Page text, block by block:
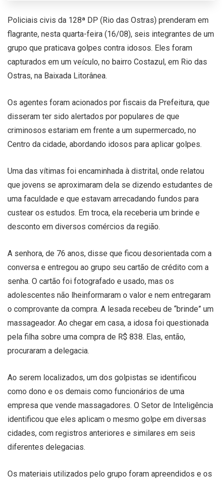
Policiais civis da 128ª DP (Rio das Ostras) prenderam em
flagrante, nesta quarta-feira (16/08), seis integrantes de um
grupo que praticava golpes contra idosos. Eles foram
capturados em um veículo, no bairro Costazul, em Rio das
Ostras, na Baixada Litorânea.
Os agentes foram acionados por fiscais da Prefeitura, que
disseram ter sido alertados por populares de que
criminosos estariam em frente a um supermercado, no
Centro da cidade, abordando idosos para aplicar golpes.
Uma das vítimas foi encaminhada à distrital, onde relatou
que jovens se aproximaram dela se dizendo estudantes de
uma faculdade e que estavam arrecadando fundos para
custear os estudos. Em troca, ela receberia um brinde e
desconto em diversos comércios da região.
A senhora, de 76 anos, disse que ficou desorientada com a
conversa e entregou ao grupo seu cartão de crédito com a
senha. O cartão foi fotografado e usado, mas os
adolescentes não lheinformaram o valor e nem entregaram
o comprovante da compra. A lesada recebeu de “brinde” um
massageador. Ao chegar em casa, a idosa foi questionada
pela filha sobre uma compra de R$ 838. Elas, então,
procuraram a delegacia.
Ao serem localizados, um dos golpistas se identificou
como dono e os demais como funcionários de uma
empresa que vende massagadores. O Setor de Inteligência
identificou que eles aplicam o mesmo golpe em diversas
cidades, com registros anteriores e similares em seis
diferentes delegacias.
Os materiais utilizados pelo grupo foram apreendidos e os